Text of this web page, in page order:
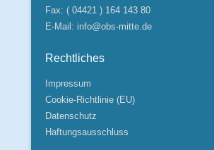
Fax: ( 04421 ) 164 143 80
E-Mail: info@obs-mitte.de
Rechtliches
Impressum
Cookie-Richtlinie (EU)
Datenschutz
Haftungsausschluss